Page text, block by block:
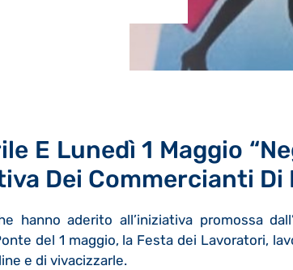
E Lunedì 1 Maggio
Dei Commercianti
hanno aderito all’iniziativa promossa
del 1 maggio, la Festa dei Lavoratori,
e di vivacizzarle.